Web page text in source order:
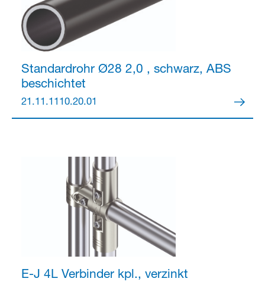
Standardrohr Ø28 2,0 , schwarz, ABS
beschichtet
21.11.1110.20.01
E-J 4L Verbinderkpl., verzinkt